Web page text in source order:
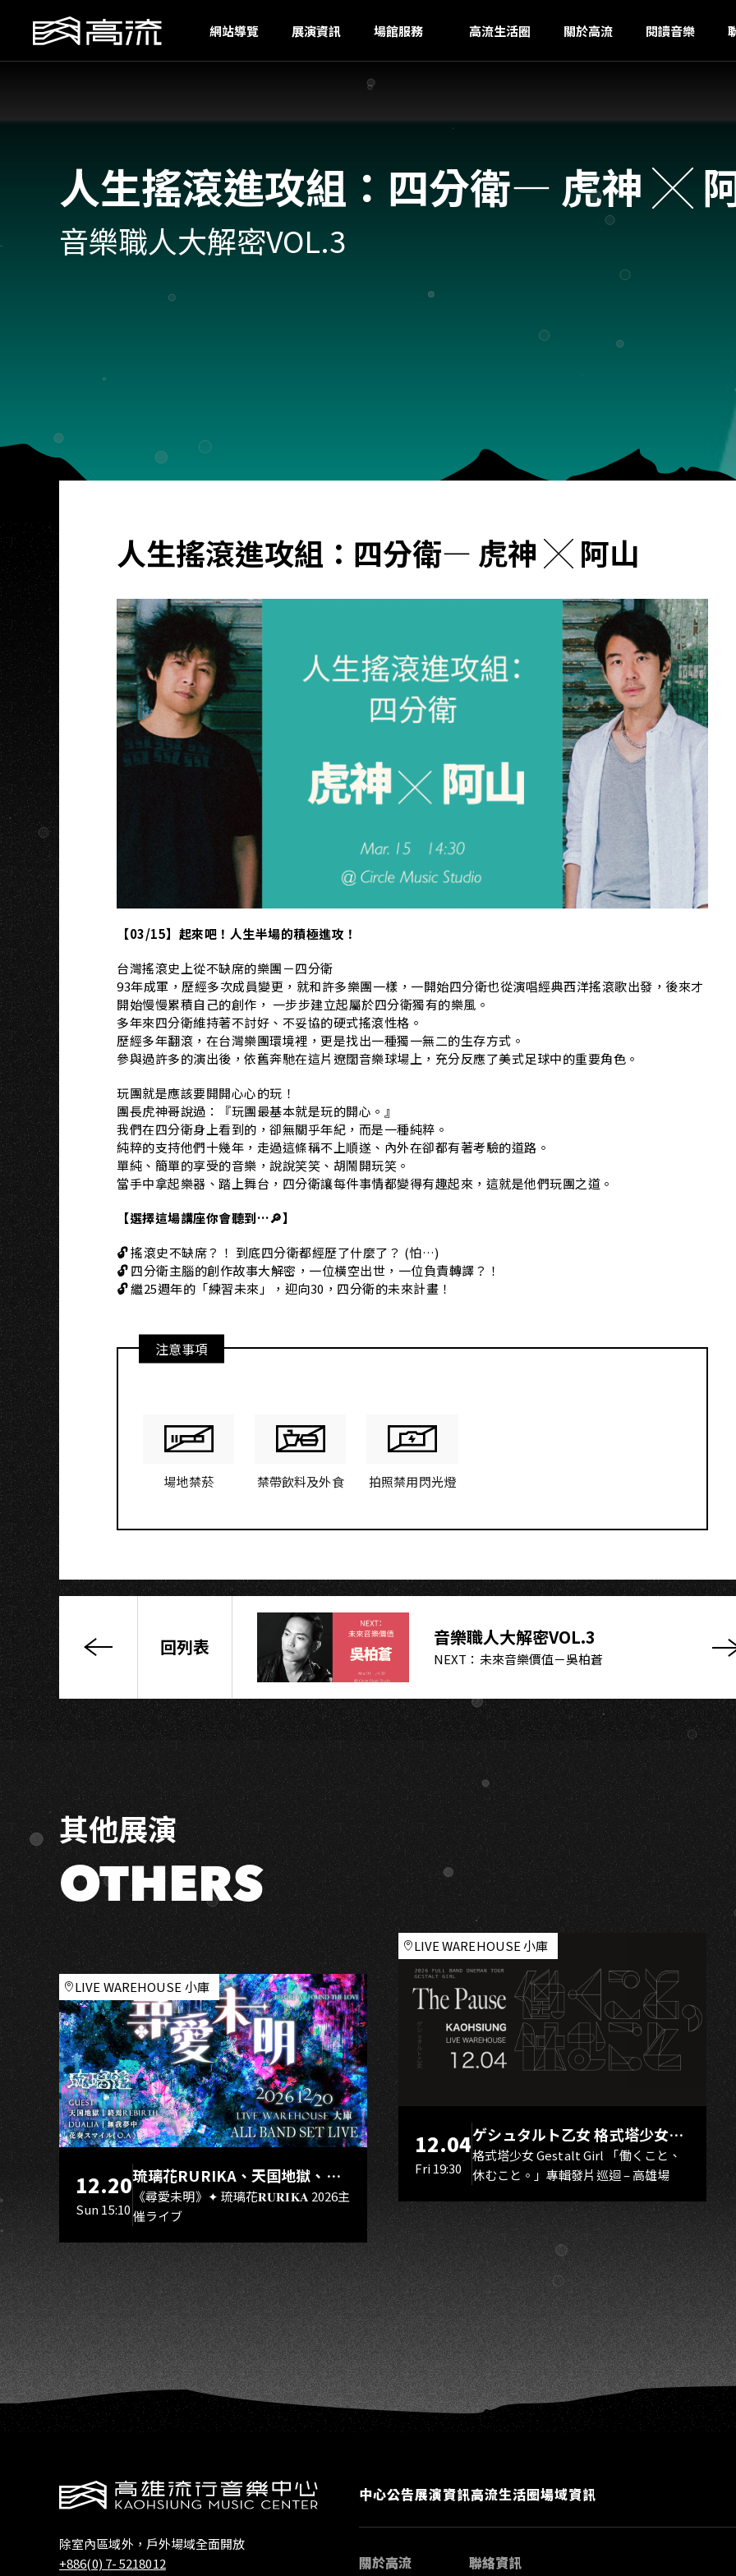
網站導覽 展演資訊 場館服務 高流生活圈 關於高流 閱讀音樂
人生搖滾進攻組：四分衛— 虎神 ╳
音樂職人大解密VOL.3
人生搖滾進攻組：四分衛— 虎神 ╳ 阿山
【03/15】起來吧！人生半場的積極進攻！
台灣搖滾史上從不缺席的樂團－四分衛
93年成軍，歷經多次成員變更，就和許多樂團一樣，一開始四分衛也從演唱經典西洋搖滾歌出發，後來才
開始慢慢累積自己的創作， 一步步建立起屬於四分衛獨有的樂風。
多年來四分衛維持著不討好、不妥協的硬式搖滾性格。
歷經多年翻滾，在台灣樂團環境裡，更是找出一種獨一無二的生存方式。
參與過許多的演出後，依舊奔馳在這片遼闊音樂球場上，充分反應了美式足球中的重要角色。
玩團就是應該要開開心心的玩！
團長虎神哥說過：『玩團最基本就是玩的開心。』
我們在四分衛身上看到的，卻無關乎年紀，而是一種純粹。
純粹的支持他們十幾年，走過這條稱不上順遂、內外在卻都有著考驗的道路。
單純、簡單的享受的音樂，說說笑笑、胡鬧開玩笑。
當手中拿起樂器、踏上舞台，四分衛讓每件事情都變得有趣起來，這就是他們玩團之道。
【選擇這場講座你會聽到…🔎】
🔓搖滾史不缺席？！ 到底四分衛都經歷了什麼了？ (怕…)
🔓四分衛主腦的創作故事大解密，一位橫空出世，一位負責轉譯？！
🔓繼25週年的「練習未來」，迎向30，四分衛的未來計畫！
注意事項
場地禁菸 禁帶飲料及外食 拍照禁用閃光燈
樂
手
後
的
世
界
－
蔡
科
俊
╳
周
恒
毅
回列表 音樂職人大解密VOL.3
NEXT：未來音樂價值－吳柏蒼
其他展演
OTHERS
LIVE WAREHOUSE 小庫
12.20
Sun 15:10
琉璃花RURIKA、天国地獄、終
焉Rebirth、DUALIA、無我夢
中、花奏スマイル（O.A.）
《尋愛未明》✦ 琉璃花𝐑𝐔𝐑𝐈𝐊𝐀 2026主
催ライブ
LIVE WAREHOUSE 小庫
12.04
Fri 19:30
ゲシュタルト乙女 格式塔少女
Gestalt Girl
格式塔少女 Gestalt Girl 「働くこと、
休むこと。」專輯發片巡迴 – 高雄場
除室內區域外，戶外場域全面開放
+886(0) 7- 5218012
中心公告展演資訊高流生活圈場域資訊
關於高流 聯絡資訊